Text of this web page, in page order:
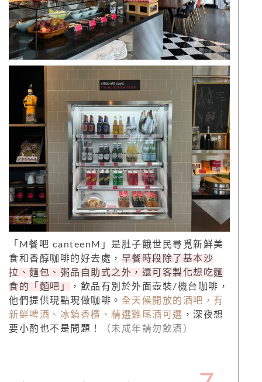
「M餐吧 canteenM」是肚子餓世民尋覓新鮮美
食和香醇咖啡的好去處， 早餐時段除了基本沙
拉、麵包、粥品自助式之外，還可客製化想吃麵
食的「麵吧」
，飲品有別於外面壺裝/機台咖啡，
他們提供現點現做咖啡。 全天候開放的酒吧，有
新鮮啤酒、冰鎮香檳、精選雞尾酒可選 ，深夜想
要小酌也不是問題！
（未成年請勿飲酒）